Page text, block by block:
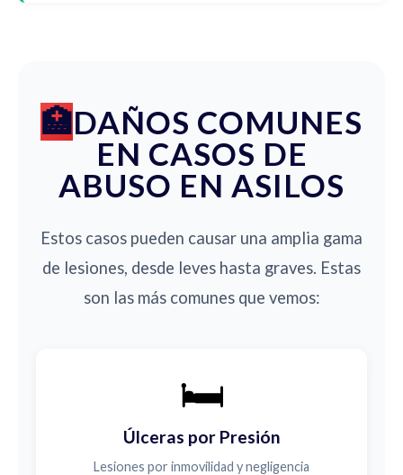
DAÑOS COMUNES
EN CASOS DE
ABUSO EN ASILOS
Estos casos pueden causar una amplia gama
de lesiones, desde leves hasta graves. Estas
son las más comunes que vemos:
🛏️
Úlceras por Presión
Lesiones por inmovilidad y negligencia